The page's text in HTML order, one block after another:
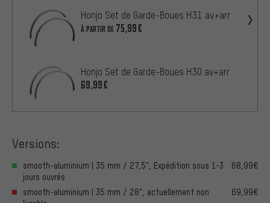
Honjo Set de Garde-Boues H31 av+arr
À PARTIR DE 75,99€
Honjo Set de Garde-Boues H30 av+arr
69,99€
Versions:
smooth-aluminium | 35 mm / 27,5", Expédition sous 1-3
jours ouvrés
68,99€
smooth-aluminium | 35 mm / 28", actuellement non
69,99€